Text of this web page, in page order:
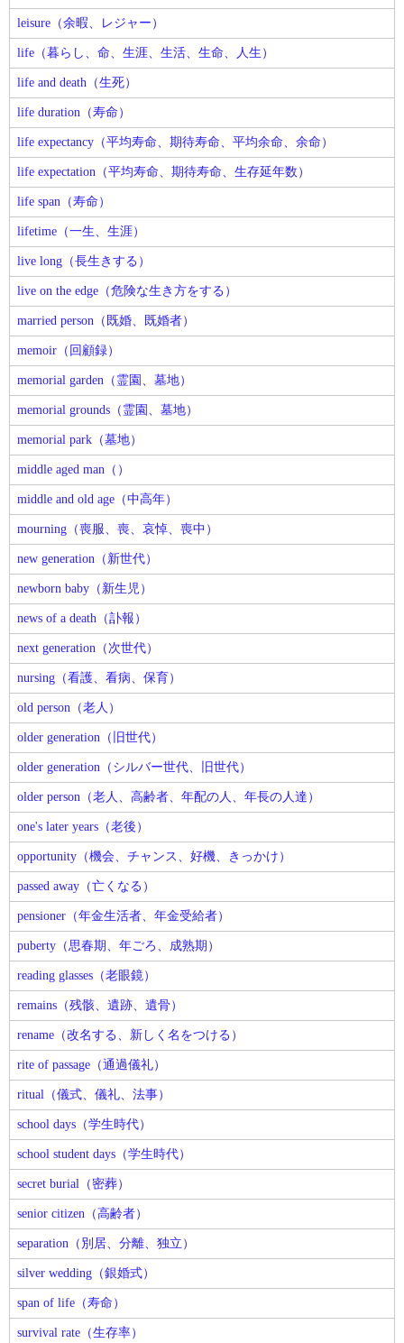
leisure（余暇、レジャー）
life（暮らし、命、生涯、生活、生命、人生）
life and death（生死）
life duration（寿命）
life expectancy（平均寿命、期待寿命、平均余命、余命）
life expectation（平均寿命、期待寿命、生存延年数）
life span（寿命）
lifetime（一生、生涯）
live long（長生きする）
live on the edge（危険な生き方をする）
married person（既婚、既婚者）
memoir（回顧録）
memorial garden（霊園、墓地）
memorial grounds（霊園、墓地）
memorial park（墓地）
middle aged man（）
middle and old age（中高年）
mourning（喪服、喪、哀悼、喪中）
new generation（新世代）
newborn baby（新生児）
news of a death（訃報）
next generation（次世代）
nursing（看護、看病、保育）
old person（老人）
older generation（旧世代）
older generation（シルバー世代、旧世代）
older person（老人、高齢者、年配の人、年長の人達）
one's later years（老後）
opportunity（機会、チャンス、好機、きっかけ）
passed away（亡くなる）
pensioner（年金生活者、年金受給者）
puberty（思春期、年ごろ、成熟期）
reading glasses（老眼鏡）
remains（残骸、遺跡、遺骨）
rename（改名する、新しく名をつける）
rite of passage（通過儀礼）
ritual（儀式、儀礼、法事）
school days（学生時代）
school student days（学生時代）
secret burial（密葬）
senior citizen（高齢者）
separation（別居、分離、独立）
silver wedding（銀婚式）
span of life（寿命）
survival rate（生存率）